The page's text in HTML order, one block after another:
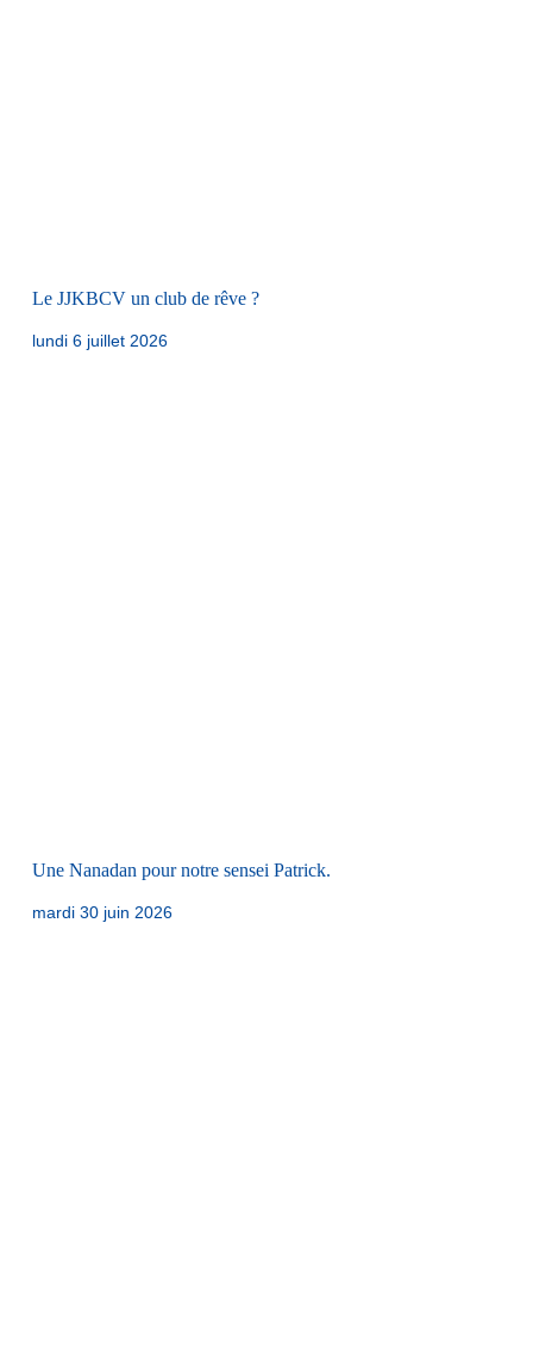
Le JJKBCV un club de rêve ?
lundi 6 juillet 2026
Une Nanadan pour notre sensei Patrick.
mardi 30 juin 2026